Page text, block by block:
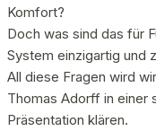
Komfort?
Doch was sind das für
System einzigartig und
All diese Fragen wird
Thomas Adorff in einer
Präsentation klären.